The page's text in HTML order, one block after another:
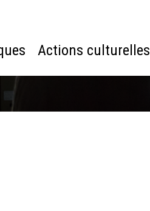
Actions culturelles